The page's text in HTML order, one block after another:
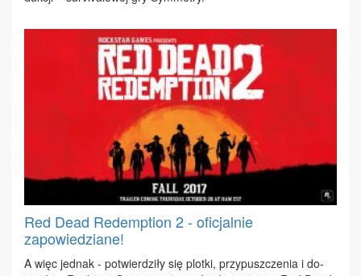
Red Dead Redemption 2 - oficjalnie
zapowiedziane!
A więc jed­nak - po­twier­dzi­ły się plot­ki, przy­pusz­cze­nia i do­